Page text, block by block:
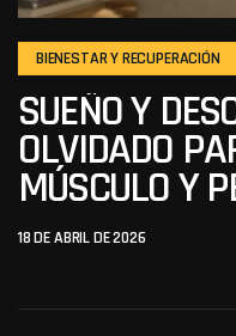
BIENESTAR Y RECUPERACIÓN
SUEÑO Y
OLVIDADO
MÚSCULO Y
18 DE ABRIL DE 2026